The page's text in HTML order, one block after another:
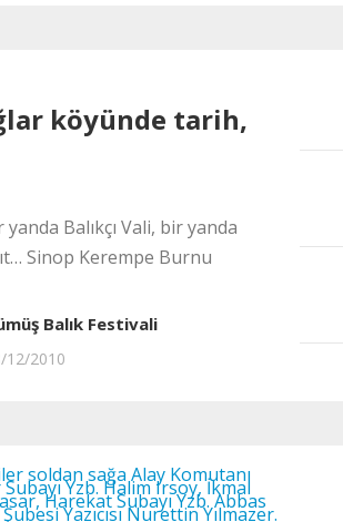
köyünde tarih,
Balıkçı Vali, bir yanda
Sinop Kerempe Burnu
Balık Festivali
12/2010